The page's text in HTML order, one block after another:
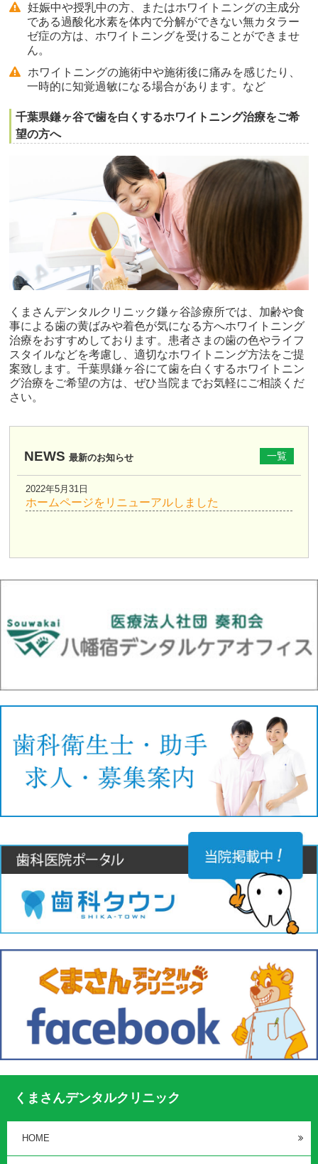
妊娠中や授乳中の方、またはホワイトニングの主成分
である過酸化水素を体内で分解ができない無カタラー
ゼ症の方は、ホワイトニングを受けることができませ
ん。
ホワイトニングの施術中や施術後に痛みを感じたり、
一時的に知覚過敏になる場合があります。など
千葉県鎌ヶ谷で歯を白くするホワイトニング治療をご希
望の方へ
くまさんデンタルクリニック鎌ヶ谷診療所では、加齢や食
事による歯の黄ばみや着色が気になる方へホワイトニング
治療をおすすめしております。患者さまの歯の色やライフ
スタイルなどを考慮し、適切なホワイトニング方法をご提
案致します。千葉県鎌ヶ谷にて歯を白くするホワイトニン
グ治療をご希望の方は、ぜひ当院までお気軽にご相談くだ
さい。
NEWS 最新のお知らせ 一覧
2022年5月31日
ホームページをリニューアルしました
くまさんデンタルクリニック
HOME